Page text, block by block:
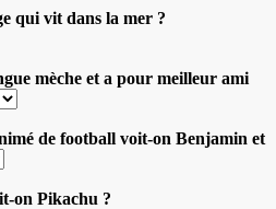
qui vit dans la mer ?
mèche et a pour meilleur ami
de football voit-on Benjamin et
on Pikachu ?